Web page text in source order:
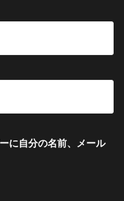
に自分の名前、メール